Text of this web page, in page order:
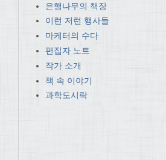
은행나무의 책장
이런 저런 행사들
마케터의 수다
편집자 노트
작가 소개
책 속 이야기
과학도시락